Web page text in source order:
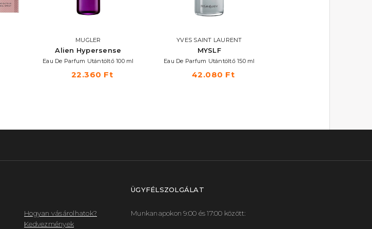
MUGLER
Alien Hypersense
Eau De Parfum Utántöltő 100 ml
22.360 Ft
YVES SAINT LAURENT
MYSLF
Eau De Parfum Utántöltő 150 ml
42.080 Ft
Hogyan vásárolhatok?
Kedvezmények
ÜGYFÉLSZOLGÁLAT
Munkanapokon 9:00 és 17:00 között: